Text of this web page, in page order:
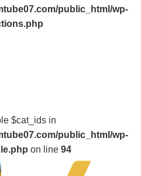
public_html/wp-
$cat_ids in
public_html/wp-
on line 94